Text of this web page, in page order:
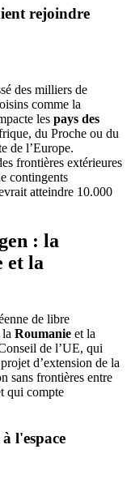
rejoindre
des milliers de
comme la
les pays des
du Proche ou du
de l’Europe.
frontières extérieures
contingents
atteindre 10.000
: la
et la
de libre
Roumanie et la
de l’UE, qui
d’extension de la
sans frontières entre
qui compte
l'espace